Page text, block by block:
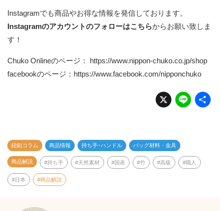
Instagramでも商品やお得な情報を発信しております。
Instagramのアカウントのフォローはこちらからお願い致しま
す！
Chuko Onlineのページ： https://www.nippon-chuko.co.jp/shop
facebookのページ： https://www.facebook.com/nipponchuko
X Li
n
紐釦コラム 商品情報 持ち手･ハンドル バッグ材料・金具
商品解説 持ち手 天然素材 国産 竹 高級 職人
日本 商品解説